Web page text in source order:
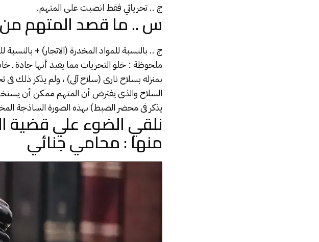
ج .. تحرياتي فقط انصبت على المتهم.
س .. ما قصد المتهم من
ج .. بالنسبة للمواد المخدرة (الاتجار) + بالنسبة
ملحوظة : خلو التحريات مما يفيد أنها جادة
بمنزله بسلاح نارى (سلاح آلى) ، ولم يذكر ذلك
السلاح والذى يفترض أن المتهم ممكن أن
يذكر فى محضر الضبط) بهذه الصورة الساذجة
نلقي الضوء علي قضية
منها : محامي جنائي